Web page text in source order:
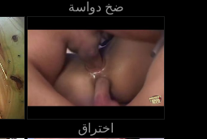
ضخ دواسة
اختراق